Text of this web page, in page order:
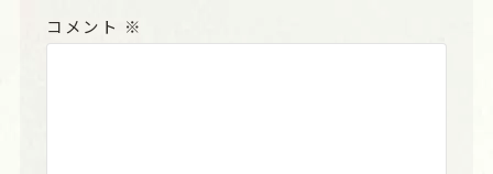
コメント ※